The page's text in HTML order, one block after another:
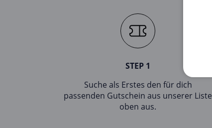
STEP 1
Suche als Erstes den für dich
passenden Gutschein aus unserer Liste
oben aus.